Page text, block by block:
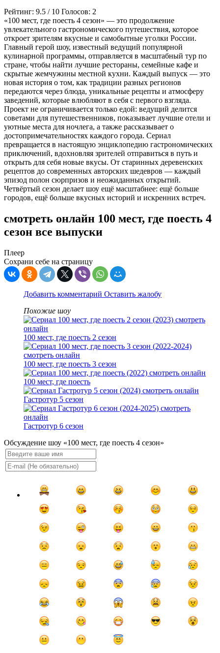
Рейтинг: 9.5 / 10 Голосов: 2
«100 мест, где поесть 4 сезон» — это продолжение
увлекательного гастрономического путешествия, которое
откроет зрителям вкусные и самобытные уголки России.
Главный герой шоу, известный ведущий популярной
кулинарной программы, отправляется в масштабный тур по
стране, чтобы найти лучшие рестораны, семейные кафе и
скрытые жемчужины местной кухни. Каждый выпуск — это
новая история о том, как традиции разных регионов
передаются через блюда, уникальные рецепты и атмосферу
заведений, которые влюбляют в себя с первого взгляда.
Проект не ограничивается только едой: ведущий делится
советами для путешественников, показывает лучшие отели и
уютные места для ночлега, а также рассказывает о
достопримечательностях каждого города. Сериал
превращается в настоящую энциклопедию гастрономических
приключений, вдохновляя зрителей отправиться в путь и
открыть для себя новые вкусы. От старинных деревенских
рецептов до современных авторских шедевров — каждый
эпизод полон сюрпризов и неожиданных открытий.
Четвёртый сезон делает шоу ещё масштабнее: ещё больше
городов, ещё больше вкусных историй и искренних встреч.
смотреть онлайн 100 мест, где поесть 4
сезон все выпуски
Плеер
Сохрани себе на страницу
Добавить комментарий Оставить жалобу
Похожие шоу
100 мест, где поесть 2 сезон
100 мест, где поесть 3 сезон
100 мест, где поесть
Гастротур 5 сезон
Гастротур 6 сезон
Обсуждение шоу «100 мест, где поесть 4 сезон»